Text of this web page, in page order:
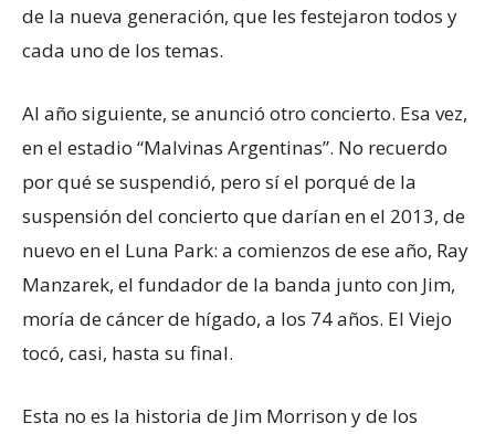
de la nueva generación, que les festejaron todos y
cada uno de los temas.
Al año siguiente, se anunció otro concierto. Esa vez,
en el estadio “Malvinas Argentinas”. No recuerdo
por qué se suspendió, pero sí el porqué de la
suspensión del concierto que darían en el 2013, de
nuevo en el Luna Park: a comienzos de ese año, Ray
Manzarek, el fundador de la banda junto con Jim,
moría de cáncer de hígado, a los 74 años. El Viejo
tocó, casi, hasta su final.
Esta no es la historia de Jim Morrison y de los